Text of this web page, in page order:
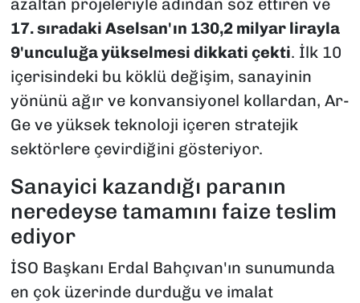
17. sıradaki Aselsan'ın 130,2 milyar lirayla
9'unculuğa yükselmesi dikkati çekti. İlk 10
içerisindeki bu köklü değişim, sanayinin
yönünü ağır ve konvansiyonel kollardan, Ar-
Ge ve yüksek teknoloji içeren stratejik
sektörlere çevirdiğini gösteriyor.
Sanayici kazandığı paranın
neredeyse tamamını faize teslim
ediyor
İSO Başkanı Erdal Bahçıvan'ın sunumunda
en çok üzerinde durduğu ve imalat